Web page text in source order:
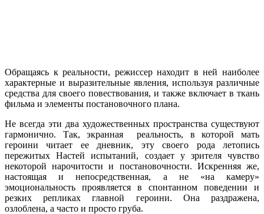
Обращаясь к реальности, режиссер находит в ней наиболее
характерные и выразительные явления, используя различные
средства для своего повествования, и также включает в ткань
фильма и элементы постановочного плана.
Не всегда эти два художественных пространства существуют
гармонично. Так, экранная реальность, в которой мать
героини читает ее дневник, эту своего рода летопись
пережитых Настей испытаний, создает у зрителя чувство
некоторой нарочитости и постановочности. Искренняя же,
настоящая и непосредственная, а не «на камеру»
эмоциональность проявляется в спонтанном поведении и
резких репликах главной героини. Она раздражена,
озлоблена, а часто и просто груба.